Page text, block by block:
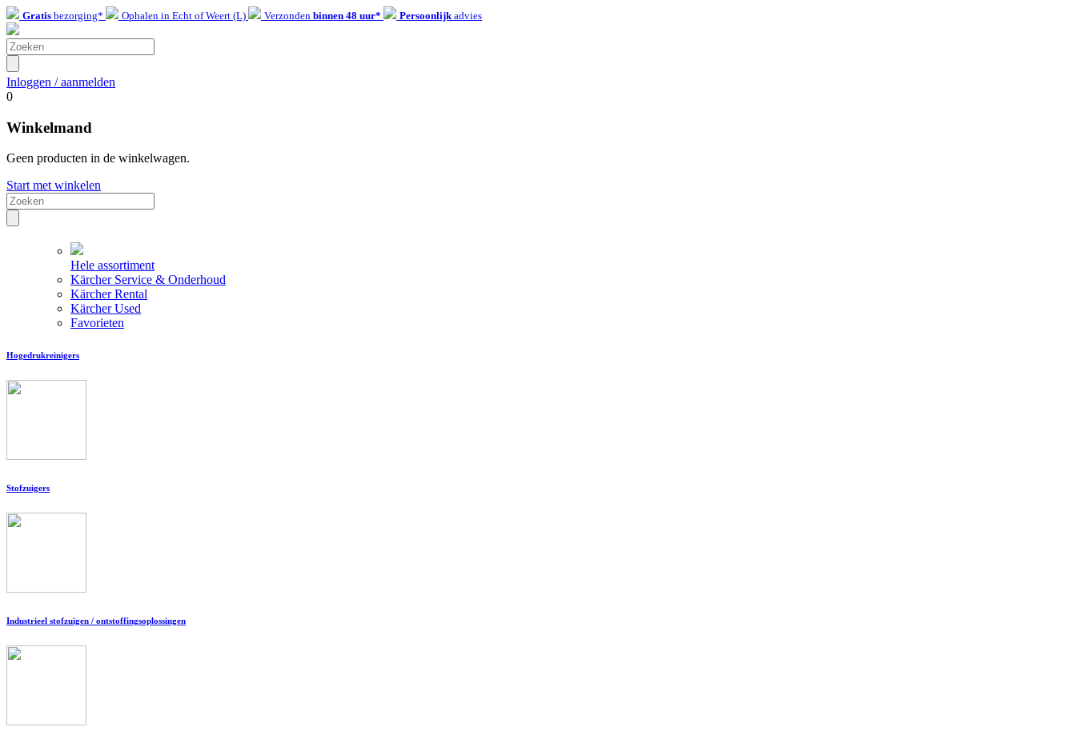
Gratis bezorging* Ophalen in Echt of Weert (L) Verzonden binnen 48 uur* Persoonlijkadvies
Inloggen / aanmelden
0
Winkelmand
Geen producten in de winkelwagen.
Start met winkelen
Hele assortiment
Kärcher Service & Onderhoud
Kärcher Rental
Kärcher Used
Favorieten
Hogedrukreinigers
Stofzuigers
Industrieel stofzuigen / ontstoffingsoplossingen